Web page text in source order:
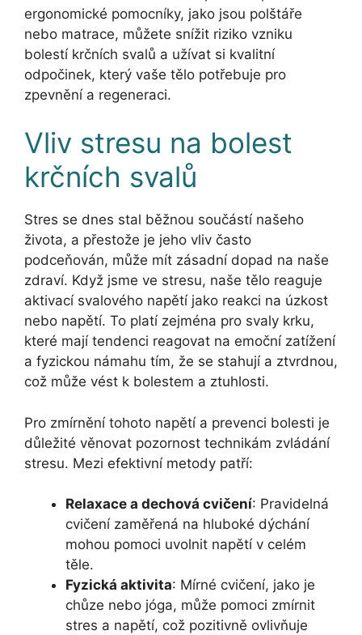
ergonomické pomocníky, jako jsou polštáře
nebo matrace, můžete snížit riziko vzniku
bolestí krčních svalů a užívat si kvalitní
odpočinek, který vaše tělo potřebuje pro
zpevnění a regeneraci.
Vliv stresu na bolest
krčních svalů
Stres se dnes stal běžnou součástí našeho
života, a přestože je jeho vliv často
podceňován, může mít zásadní dopad na naše
zdraví. Když jsme ve stresu, naše tělo reaguje
aktivací svalového napětí jako reakci na úzkost
nebo napětí. To platí zejména pro svaly krku,
které mají tendenci reagovat na emoční zatížení
a fyzickou námahu tím, že se stahují a ztvrdnou,
což může vést k bolestem a ztuhlosti.
Pro zmírnění tohoto napětí a prevenci bolesti je
důležité věnovat pozornost technikám zvládání
stresu. Mezi efektivní metody patří:
Relaxace a dechová cvičení: Pravidelná
cvičení zaměřená na hluboké dýchání
mohou pomoci uvolnit napětí v celém
těle.
Fyzická aktivita: Mírné cvičení, jako je
chůze nebo jóga, může pomoci zmírnit
stres a napětí, což pozitivně ovlivňuje